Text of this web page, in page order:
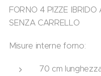
FORNO 4 PIZZE
SENZA CARRELLO
Misure interne forno:
70 cm